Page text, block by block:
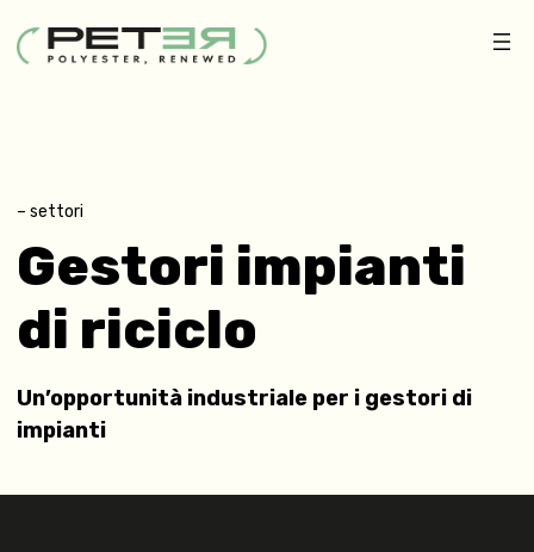
– settori
Gestori impianti
di riciclo
Un’opportunità industriale per i gestori di
impianti